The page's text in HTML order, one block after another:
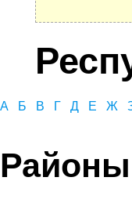
А Б В Г Д Е Ж
Районы